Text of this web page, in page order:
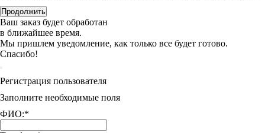
Продолжить
Ваш заказ будет обработан
в ближайшее время.
Мы пришлем уведомление, как только все будет готово.
Спасибо!
Регистрация пользователя
Заполните необходимые поля
ФИО:*